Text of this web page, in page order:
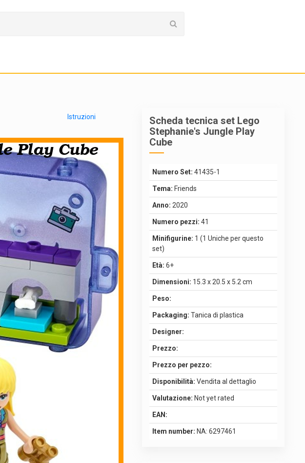
Istruzioni
Scheda tecnica set Lego
Stephanie's Jungle Play
Cube
Numero Set: 41435-1
Tema: Friends
Anno: 2020
Numero pezzi: 41
Minifigurine: 1 (1 Uniche per questo
set)
Età: 6+
Dimensioni: 15.3 x 20.5 x 5.2 cm
Peso:
Packaging: Tanica di plastica
Designer:
Prezzo:
Prezzo per pezzo:
Disponibilità: Vendita al dettaglio
Valutazione: Not yet rated
EAN:
Item number: NA: 6297461